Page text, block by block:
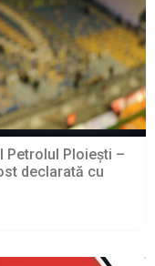
Petrolul Ploiești –
declarată cu